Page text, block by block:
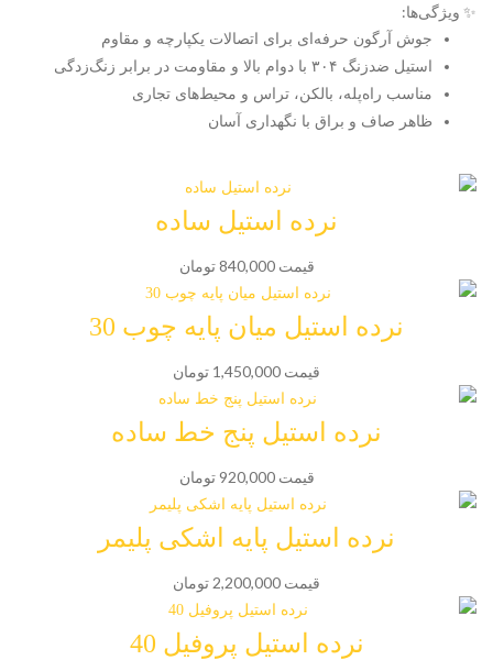
✨ ویژگی‌ها:
جوش آرگون حرفه‌ای برای اتصالات یکپارچه و مقاوم
استیل ضدزنگ ۳۰۴ با دوام بالا و مقاومت در برابر زنگ‌زدگی
مناسب راه‌پله، بالکن، تراس و محیط‌های تجاری
ظاهر صاف و براق با نگهداری آسان
نرده استیل ساده
قیمت 840,000 تومان
نرده استیل میان پایه چوب 30
قیمت 1,450,000 تومان
نرده استیل پنج خط ساده
قیمت 920,000 تومان
نرده استیل پایه اشکی پلیمر
قیمت 2,200,000 تومان
نرده استیل پروفیل 40